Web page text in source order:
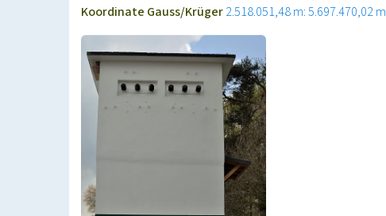
Koordinate Gauss/Krüger2.518.051,48 m: 5.697.470,02 m